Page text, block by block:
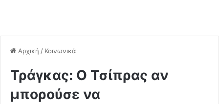
Αρχική / Κοινωνικά
Τράγκας: Ο Τσίπρας αν
μπορούσε να